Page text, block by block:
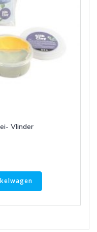
Vlinder